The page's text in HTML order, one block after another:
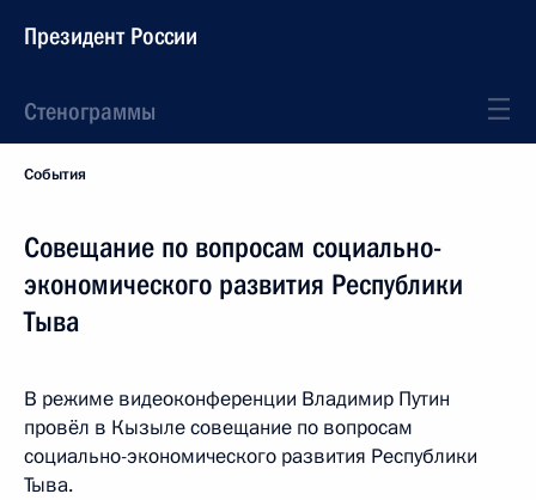
Президент России
Стенограммы
События
Совещание по вопросам социально-
экономического развития Республики
Тыва
В режиме видеоконференции Владимир Путин
провёл в Кызыле совещание по вопросам
социально-экономического развития Республики
Тыва.